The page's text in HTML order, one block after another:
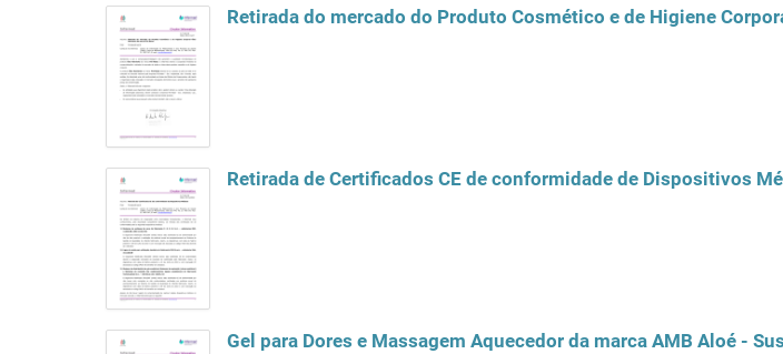
Retirada do mercado do Produto Cosmético e de Higiene
Retirada de Certificados CE de conformidade de Dispositivos
Gel para Dores e Massagem Aquecedor da marca AMB Aloé -